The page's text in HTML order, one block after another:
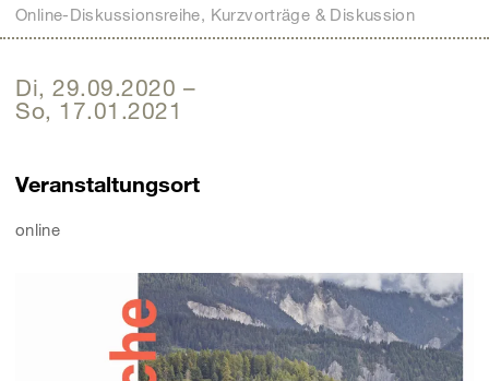
Online-Diskussionsreihe, Kurzvorträge & Diskussion
Di, 29.09.2020 –
So, 17.01.2021
Veranstaltungsort
online